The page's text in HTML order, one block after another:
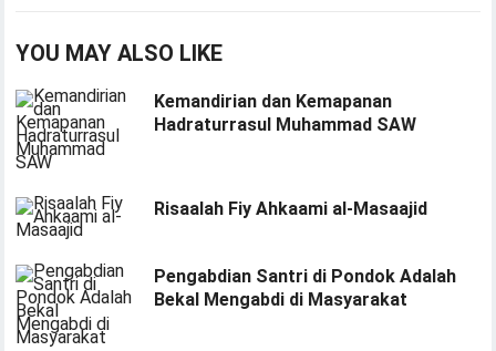
YOU MAY ALSO LIKE
Kemandirian dan Kemapanan
Hadraturrasul Muhammad SAW
Risaalah Fiy Ahkaami al-Masaajid
Pengabdian Santri di Pondok Adalah
Bekal Mengabdi di Masyarakat